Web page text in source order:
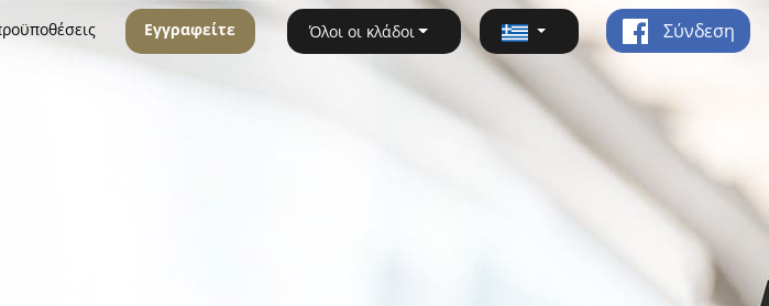
Εγγραφείτε Όλοι οι κλάδοι Σύνδεση